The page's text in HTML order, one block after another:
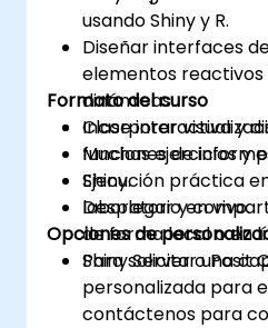
usando Shiny y R.
Diseñar interfaces
elementos
dinámicas.
Incorporar
funciones de
Shiny.
Desplegar y
de forma local o en
Shiny Server o Posit
Formato del curso
Clase interactiva y
Muchas ejercicios y
Ejecución práctica
laboratorio en vivo.
Opciones de
Para solicitar una
personalizada para
contáctenos para